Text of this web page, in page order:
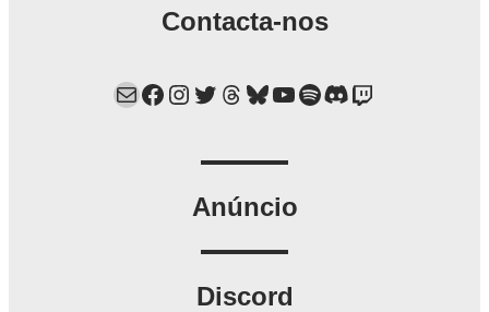
Contacta-nos
Mail Facebook Instagram Twitter Threads Bluesky YouTube Spotify Discord Twitch
Anúncio
Discord